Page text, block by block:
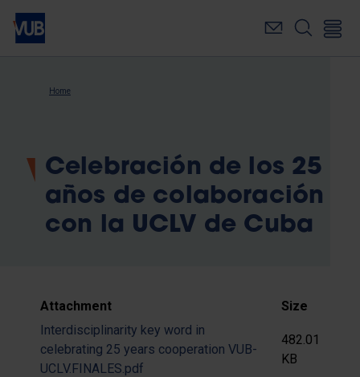
Skip
main
Breadcrumb
Home
Celebración de los 25
años de colaboración
con la UCLV de Cuba
Attachment
Size
Interdisciplinarity key word in
celebrating 25 years cooperation VUB-
UCLV.FINALES.pdf
482.01
KB